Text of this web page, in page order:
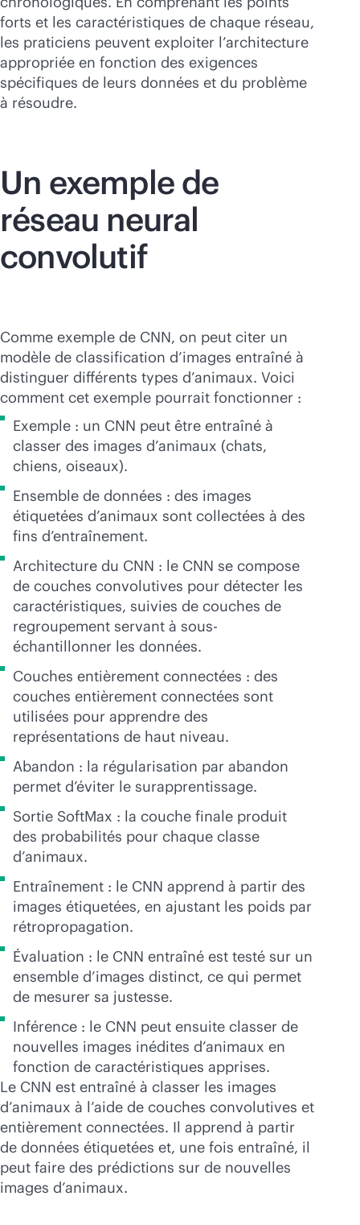
forts et les caractéristiques de chaque réseau,
les praticiens peuvent exploiter l’architecture
appropriée en fonction des exigences
spécifiques de leurs données et du problème
à résoudre.
Un exemple de
réseau neural
convolutif
Comme exemple de CNN, on peut citer un
modèle de classification d’images entraîné à
distinguer différents types d’animaux. Voici
comment cet exemple pourrait fonctionner :
Exemple : un CNN peut être entraîné à
classer des images d’animaux (chats,
chiens, oiseaux).
Ensemble de données : des images
étiquetées d’animaux sont collectées à des
fins d’entraînement.
Architecture du CNN : le CNN se compose
de couches convolutives pour détecter les
caractéristiques, suivies de couches de
regroupement servant à sous-
échantillonner les données.
Couches entièrement connectées : des
couches entièrement connectées sont
utilisées pour apprendre des
représentations de haut niveau.
Abandon : la régularisation par abandon
permet d’éviter le surapprentissage.
Sortie SoftMax : la couche finale produit
des probabilités pour chaque classe
d’animaux.
Entraînement : le CNN apprend à partir des
images étiquetées, en ajustant les poids par
rétropropagation.
Évaluation : le CNN entraîné est testé sur un
ensemble d’images distinct, ce qui permet
de mesurer sa justesse.
Inférence : le CNN peut ensuite classer de
nouvelles images inédites d’animaux en
fonction de caractéristiques apprises.
Le CNN est entraîné à classer les images
d’animaux à l’aide de couches convolutives et
entièrement connectées. Il apprend à partir
de données étiquetées et, une fois entraîné, il
peut faire des prédictions sur de nouvelles
images d’animaux.